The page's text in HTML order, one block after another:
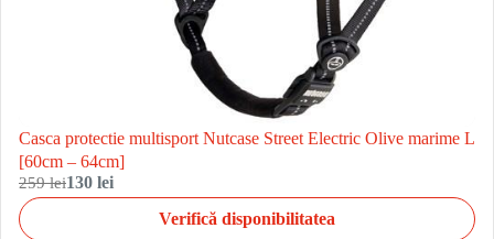
Casca protectie multisport Nutcase Street Electric Olive marime L
[60cm – 64cm]
259 lei130 lei
Verifică disponibilitatea